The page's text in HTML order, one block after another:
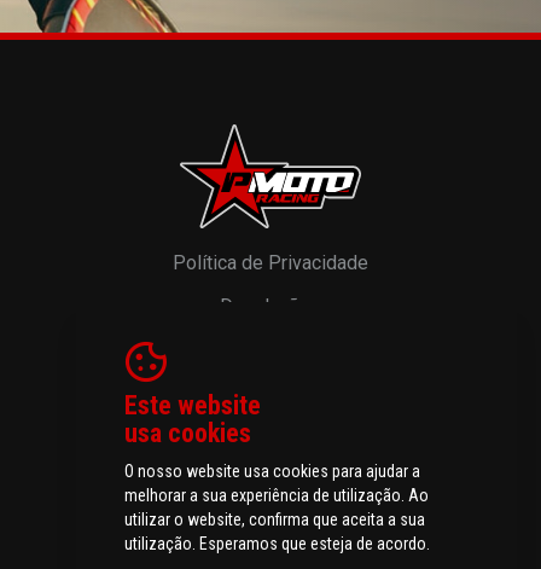
Política de Privacidade
Devoluções
Livro de Reclamações
© 2026 P-MOTO - Peças e Acessórios para Motos.
Todos os direitos reservados
Este website
usa cookies
O nosso website usa cookies para ajudar a
melhorar a sua experiência de utilização. Ao
utilizar o website, confirma que aceita a sua
utilização. Esperamos que esteja de acordo.